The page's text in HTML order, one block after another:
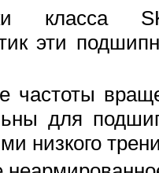
класса
эти
частоты
для
низкого